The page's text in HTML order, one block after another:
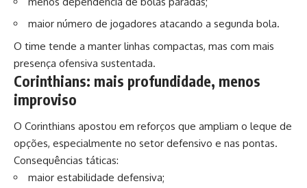
maior número de jogadores atacando a segunda bola.
O time tende a manter linhas compactas, mas com mais
presença ofensiva sustentada.
Corinthians: mais profundidade, menos
improviso
O Corinthians apostou em reforços que ampliam o leque de
opções, especialmente no setor defensivo e nas pontas.
Consequências táticas:
maior estabilidade defensiva;